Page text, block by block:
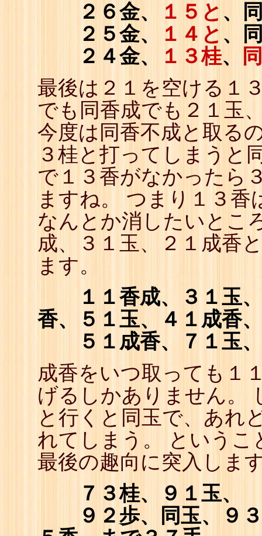
２６金、
１５と 、
２５金、
１４と 、
２４金、
１３桂、
最後は２１を空ける１
でも同香成でも２１玉
今度は同香不成と取る
３桂と打ってしまうと
で１３香がなかったら
ますね。 つまり１３
なんとか消したいとこ
成、３１玉、２１成香
ます。
１１香成、３１玉、
香、５１玉、４１成香
５１成香、７１玉、
成香をいつ取っても１
げるしかありません。
と行くと同玉で、あれ
れてしまう。 というこ
最後の趣向に突入しま
７３桂、９１玉、
９２歩、同玉、９３